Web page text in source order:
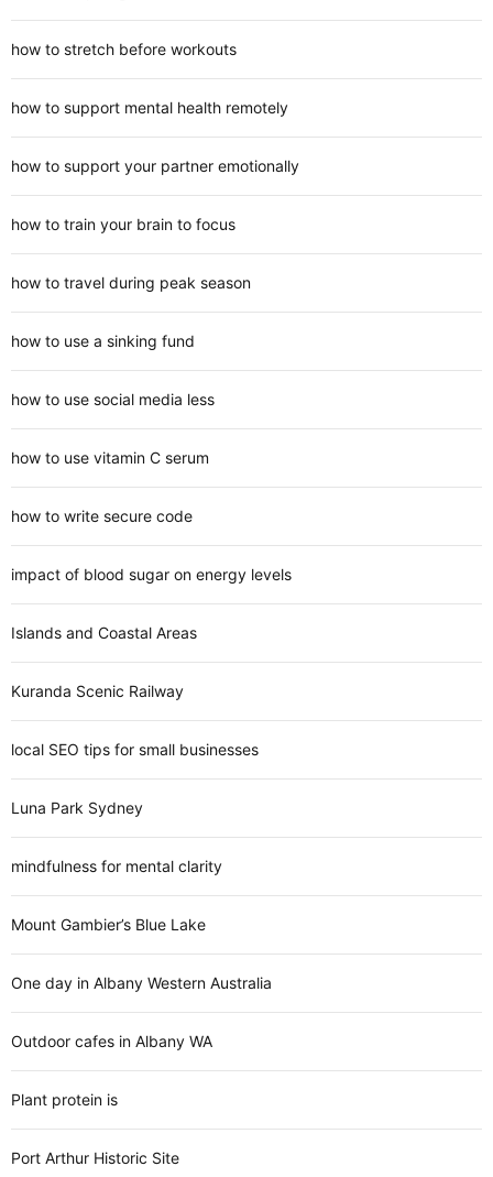
how to stretch before workouts
how to support mental health remotely
how to support your partner emotionally
how to train your brain to focus
how to travel during peak season
how to use a sinking fund
how to use social media less
how to use vitamin C serum
how to write secure code
impact of blood sugar on energy levels
Islands and Coastal Areas
Kuranda Scenic Railway
local SEO tips for small businesses
Luna Park Sydney
mindfulness for mental clarity
Mount Gambier’s Blue Lake
One day in Albany Western Australia
Outdoor cafes in Albany WA
Plant protein is
Port Arthur Historic Site